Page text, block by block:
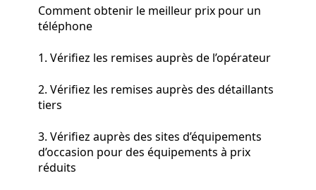
Comment obtenir le meilleur prix pour un
téléphone
1. Vérifiez les remises auprès de l’opérateur
2. Vérifiez les remises auprès des détaillants
tiers
3. Vérifiez auprès des sites d’équipements
d’occasion pour des équipements à prix
réduits